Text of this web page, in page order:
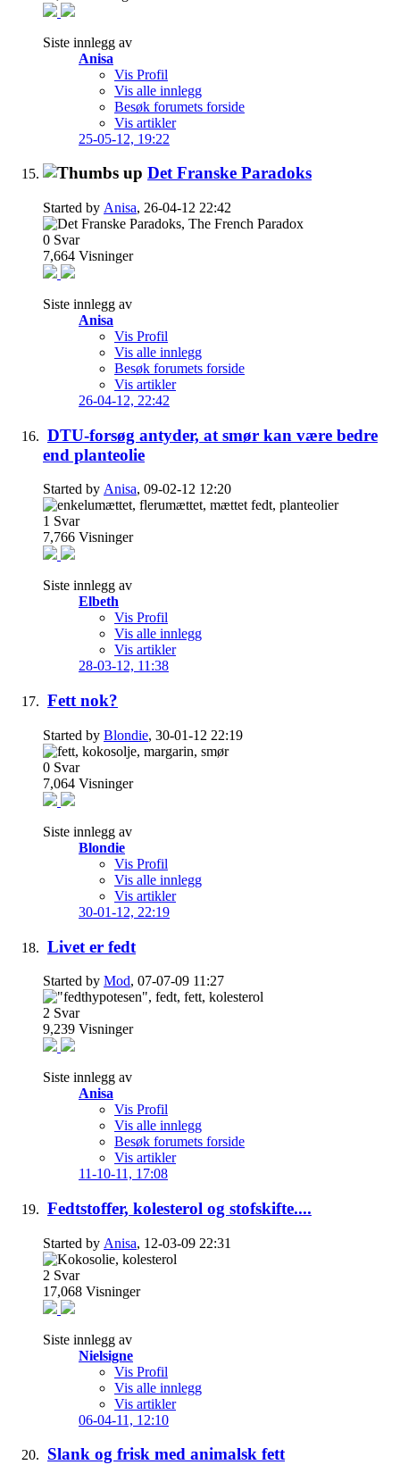
Siste innlegg av
Anisa
Vis Profil
Vis alle innlegg
Besøk forumets forside
Vis artikler
25-05-12, 19:22
Det Franske Paradoks
Started by Anisa, 26-04-12 22:42
0 Svar
7,664 Visninger
Siste innlegg av
Anisa
Vis Profil
Vis alle innlegg
Besøk forumets forside
Vis artikler
26-04-12, 22:42
DTU-forsøg antyder, at smør kan være bedre
end planteolie
Started by Anisa, 09-02-12 12:20
1 Svar
7,766 Visninger
Siste innlegg av
Elbeth
Vis Profil
Vis alle innlegg
Vis artikler
28-03-12, 11:38
Fett nok?
Started by Blondie, 30-01-12 22:19
0 Svar
7,064 Visninger
Siste innlegg av
Blondie
Vis Profil
Vis alle innlegg
Vis artikler
30-01-12, 22:19
Livet er fedt
Started by Mod, 07-07-09 11:27
2 Svar
9,239 Visninger
Siste innlegg av
Anisa
Vis Profil
Vis alle innlegg
Besøk forumets forside
Vis artikler
11-10-11, 17:08
Fedtstoffer, kolesterol og stofskifte....
Started by Anisa, 12-03-09 22:31
2 Svar
17,068 Visninger
Siste innlegg av
Nielsigne
Vis Profil
Vis alle innlegg
Vis artikler
06-04-11, 12:10
Slank og frisk med animalsk fett